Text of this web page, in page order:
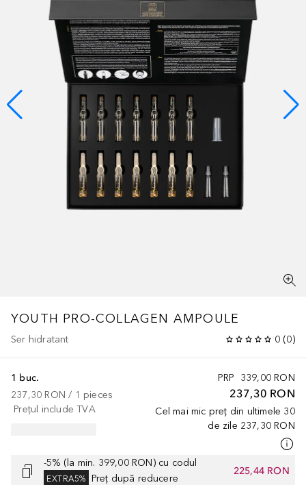
YOUTH PRO-COLLAGEN AMPOULE
Ser hidratant 0 (0)
PRP 339,00 RON
237,30 RON
Cel mai mic preț din ultimele 30
de zile 237,30 RON
1 buc.
237,30 RON / 1 pieces
Prețul include TVA
-5% (la min. 399,00 RON) cu codul
EXTRA5% Preț după reducere
225,44 RON